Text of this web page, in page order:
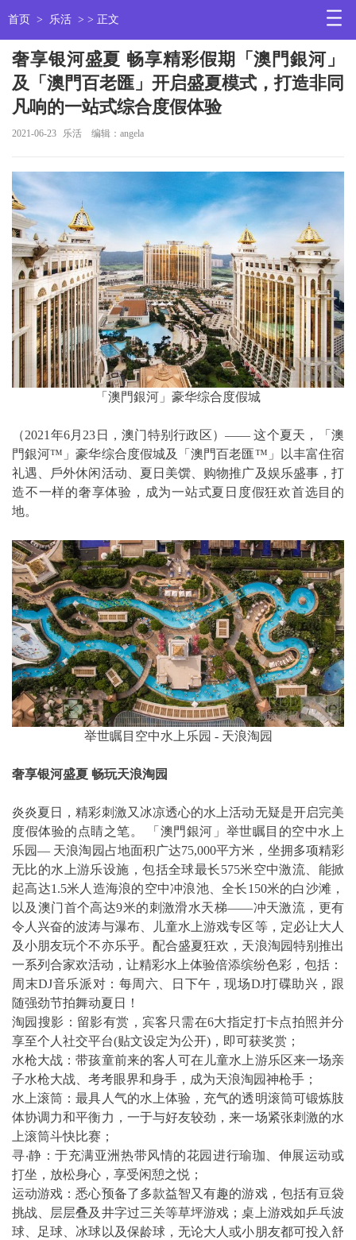
首页 > 乐活 > > 正文
奢享银河盛夏 畅享精彩假期「澳門銀河」
及「澳門百老匯」开启盛夏模式，打造非同
凡响的一站式综合度假体验
2021-06-23 乐活 编辑：angela
「澳門銀河」豪华综合度假城
（2021年6月23日，澳门特别行政区）—— 这个夏天，「澳
門銀河™」豪华综合度假城及「澳門百老匯™」以丰富住宿
礼遇、戶外休闲活动、夏日美馔、购物推广及娱乐盛事，打
造不一样的奢享体验，成为一站式夏日度假狂欢首选目的
地。
举世瞩目空中水上乐园 - 天浪淘园
奢享银河盛夏 畅玩天浪淘园
炎炎夏日，精彩刺激又冰凉透心的水上活动无疑是开启完美
度假体验的点睛之笔。 「澳門銀河」举世瞩目的空中水上
乐园— 天浪淘园占地面积广达75,000平方米，坐拥多项精彩
无比的水上游乐设施，包括全球最长575米空中激流、能掀
起高达1.5米人造海浪的空中冲浪池、全长150米的白沙滩，
以及澳门首个高达9米的刺激滑水天梯——冲天激流，更有
令人兴奋的波涛与瀑布、儿童水上游戏专区等，定必让大人
及小朋友玩个不亦乐乎。配合盛夏狂欢，天浪淘园特别推出
一系列合家欢活动，让精彩水上体验倍添缤纷色彩，包括：
周末DJ音乐派对：每周六、日下午，现场DJ打碟助兴，跟
随强劲节拍舞动夏日！
淘园搜影：留影有赏，宾客只需在6大指定打卡点拍照并分
享至个人社交平台(贴文设定为公开)，即可获奖赏；
水枪大战：带孩童前来的客人可在儿童水上游乐区来一场亲
子水枪大战、考考眼界和身手，成为天浪淘园神枪手；
水上滚筒：最具人气的水上体验，充气的透明滚筒可锻炼肢
体协调力和平衡力，一于与好友较劲，来一场紧张刺激的水
上滚筒斗快比赛；
寻‧静：于充满亚洲热带风情的花园进行瑜珈、伸展运动或
打坐，放松身心，享受闲憩之悦；
运动游戏：悉心预备了多款益智又有趣的游戏，包括有豆袋
挑战、层层叠及井字过三关等草坪游戏；桌上游戏如乒乓波
球、足球、冰球以及保龄球，无论大人或小朋友都可投入舒